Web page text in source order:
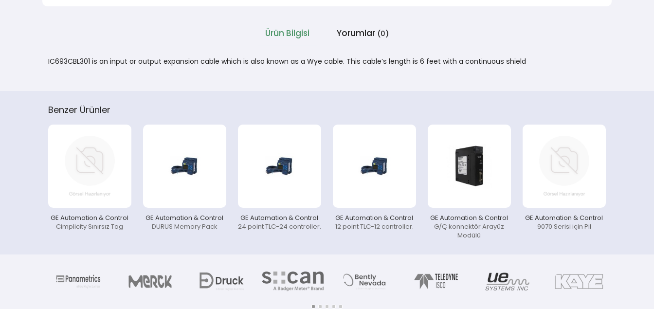
Ürün Bilgisi Yorumlar (0)
IC693CBL301 is an input or output expansion cable which is also known as a Wye cable. This cable’s length is 6 feet with a continuous shield
Benzer Ürünler
GE Automation & Control
Cimplicity Sınırsız Tag
GE Automation & Control
DURUS Memory Pack
GE Automation & Control
24 point TLC-24 controller.
GE Automation & Control
12 point TLC-12 controller.
GE Automation & Control
G/Ç konnektör Arayüz
Modülü
GE Automation & Control
9070 Serisi için Pil